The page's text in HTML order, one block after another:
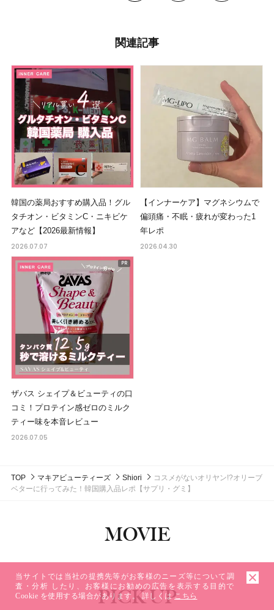
関連記事
韓国の薬局おすすめ購入品！グル
タチオン・ビタミンC・ニキビケ
アなど【2026最新情報】
2026.07.07
【インナーケア】マグネシウムで
偏頭痛・不眠・疲れが変わった1
年レポ
2026.04.30
ザバス シェイプ＆ビューティの口
コミ！プロテイン感ゼロのミルク
ティー味を本音レビュー
2026.07.05
TOP マキアビューティーズ Shiori
コスメがないオリヤン!?オリーブ
ベターに行ってみた！韓国購入品レポ【サプリ・グミ】
MOVIE
PICK UP
当サイトでは当社の提携先等がお客様のニーズ等について調
査・分析 したり、お客様にお勧めの広告を表示する目的で
Cookie を使用する場合があります。 詳しくは こちら